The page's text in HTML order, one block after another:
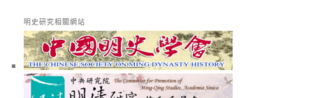
明史研究相關網站